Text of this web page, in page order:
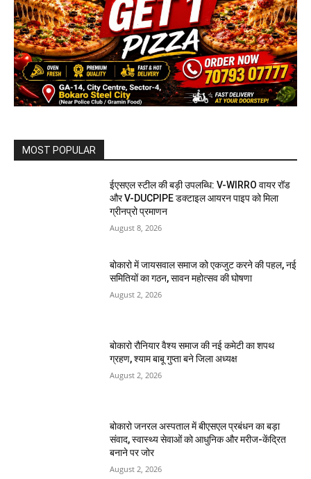
MOST POPULAR
ईएसएल स्टील की बड़ी उपलब्धि: V-WIRRO वायर रॉड
और V-DUCPIPE डक्टाइल आयरन पाइप को मिला
ग्रीनप्रो प्रमाणन
August 8, 2026
बोकारो में जायसवाल समाज को एकजुट करने की पहल, नई
समितियों का गठन, सावन महोत्सव की घोषणा
August 2, 2026
बोकारो रौनियार वैश्य समाज की नई कमेटी का शपथ
ग्रहण, श्याम बाबू गुप्ता बने जिला अध्यक्ष
August 2, 2026
बोकारो जनरल अस्पताल में बीएसएल प्रबंधन का बड़ा
संवाद, स्वास्थ्य सेवाओं को आधुनिक और मरीज-केंद्रित
बनाने पर जोर
August 2, 2026